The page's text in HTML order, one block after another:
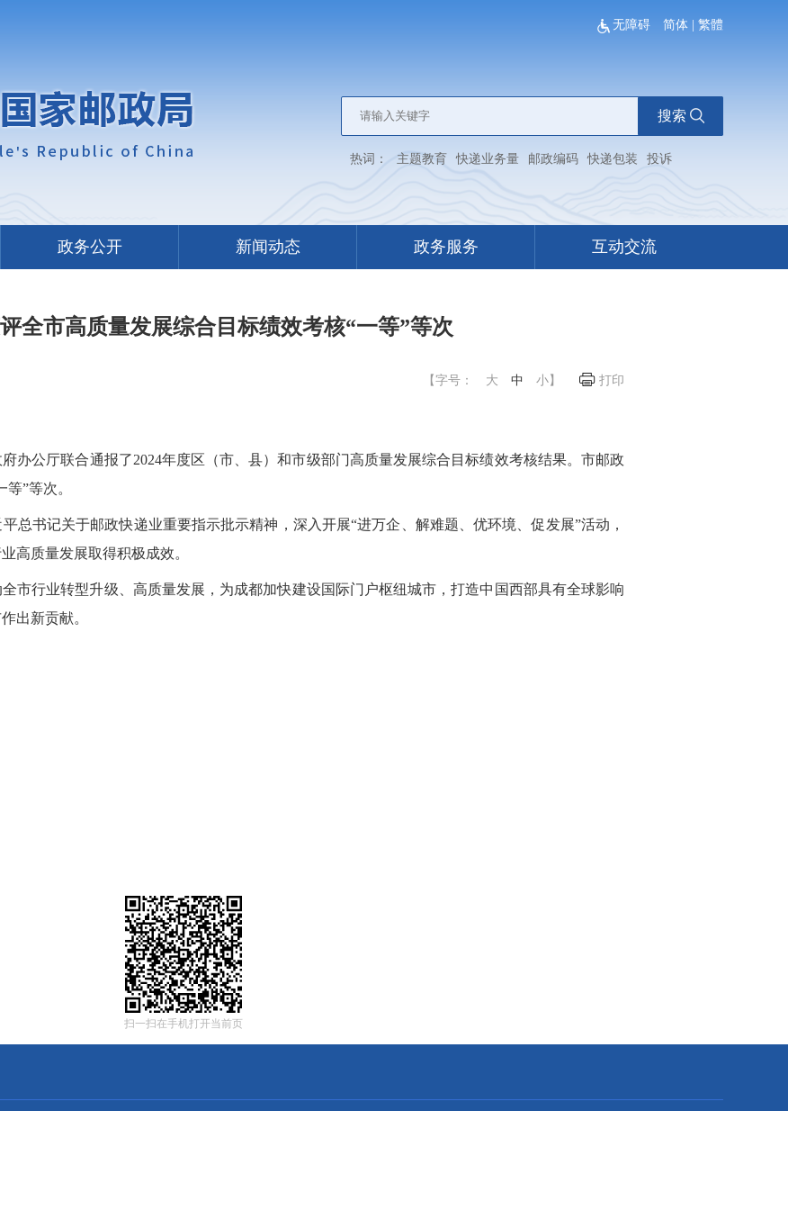
无障碍 简体 繁體
搜索
热词： 主题教育 快递业务量 邮政编码 快递包装 投诉
政务公开 新闻动态 政务服务 互动交流
全市高质量发展综合目标绩效考核“一等”等次
打印
【字号： 大 中 小 】
办公厅联合通报了2024年度区（市、县）和市级部门高质量发展综合目标绩效考核结果。市邮政
”等次。
总书记关于邮政快递业重要指示批示精神，深入开展“进万企、解难题、优环境、促发展”活动，
高质量发展取得积极成效。
市行业转型升级、高质量发展，为成都加快建设国际门户枢纽城市，打造中国西部具有全球影响
出新贡献。
扫一扫在手机打开当前页